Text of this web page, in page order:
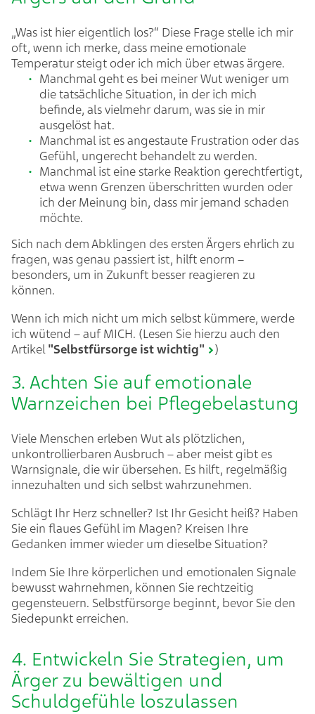
„Was ist hier eigentlich los?“ Diese Frage stelle ich mir
oft, wenn ich merke, dass meine emotionale
Temperatur steigt oder ich mich über etwas ärgere.
Manchmal geht es bei meiner Wut weniger um
die tatsächliche Situation, in der ich mich
befinde, als vielmehr darum, was sie in mir
ausgelöst hat.
Manchmal ist es angestaute Frustration oder das
Gefühl, ungerecht behandelt zu werden.
Manchmal ist eine starke Reaktion gerechtfertigt,
etwa wenn Grenzen überschritten wurden oder
ich der Meinung bin, dass mir jemand schaden
möchte.
Sich nach dem Abklingen des ersten Ärgers ehrlich zu
fragen, was genau passiert ist, hilft enorm –
besonders, um in Zukunft besser reagieren zu
können.
Wenn ich mich nicht um mich selbst kümmere, werde
ich wütend – auf MICH. (Lesen Sie hierzu auch den
Artikel"Selbstfürsorge ist wichtig" )
3. Achten Sie auf emotionale
Warnzeichen bei Pflegebelastung
Viele Menschen erleben Wut als plötzlichen,
unkontrollierbaren Ausbruch – aber meist gibt es
Warnsignale, die wir übersehen. Es hilft, regelmäßig
innezuhalten und sich selbst wahrzunehmen.
Schlägt Ihr Herz schneller? Ist Ihr Gesicht heiß? Haben
Sie ein flaues Gefühl im Magen? Kreisen Ihre
Gedanken immer wieder um dieselbe Situation?
Indem Sie Ihre körperlichen und emotionalen Signale
bewusst wahrnehmen, können Sie rechtzeitig
gegensteuern. Selbstfürsorge beginnt, bevor Sie den
Siedepunkt erreichen.
4. Entwickeln Sie Strategien, um
Ärger zu bewältigen und
Schuldgefühle loszulassen